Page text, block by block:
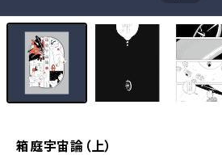
箱庭宇宙論（上）